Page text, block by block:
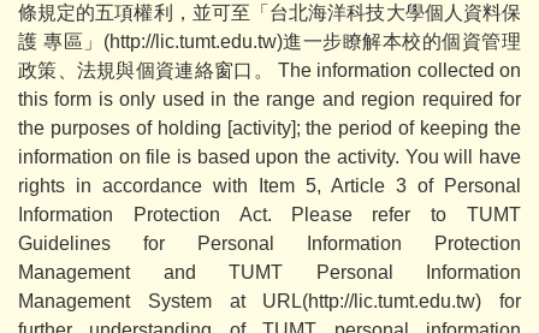
條規定的五項權利，並可至「台北海洋科技大學個人資料保
護 專區」(http://lic.tumt.edu.tw)進一步瞭解本校的個資管理
政策、法規與個資連絡窗口。 The information collected on
this form is only used in the range and region required for
the purposes of holding [activity]; the period of keeping the
information on file is based upon the activity. You will have
rights in accordance with Item 5, Article 3 of Personal
Information Protection Act. Please refer to TUMT
Guidelines for Personal Information Protection
Management and TUMT Personal Information
Management System at URL(http://lic.tumt.edu.tw) for